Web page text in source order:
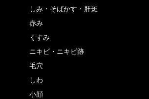
しみ・そばかす・肝斑
赤み
くすみ
ニキビ・ニキビ跡
毛穴
しわ
小顔